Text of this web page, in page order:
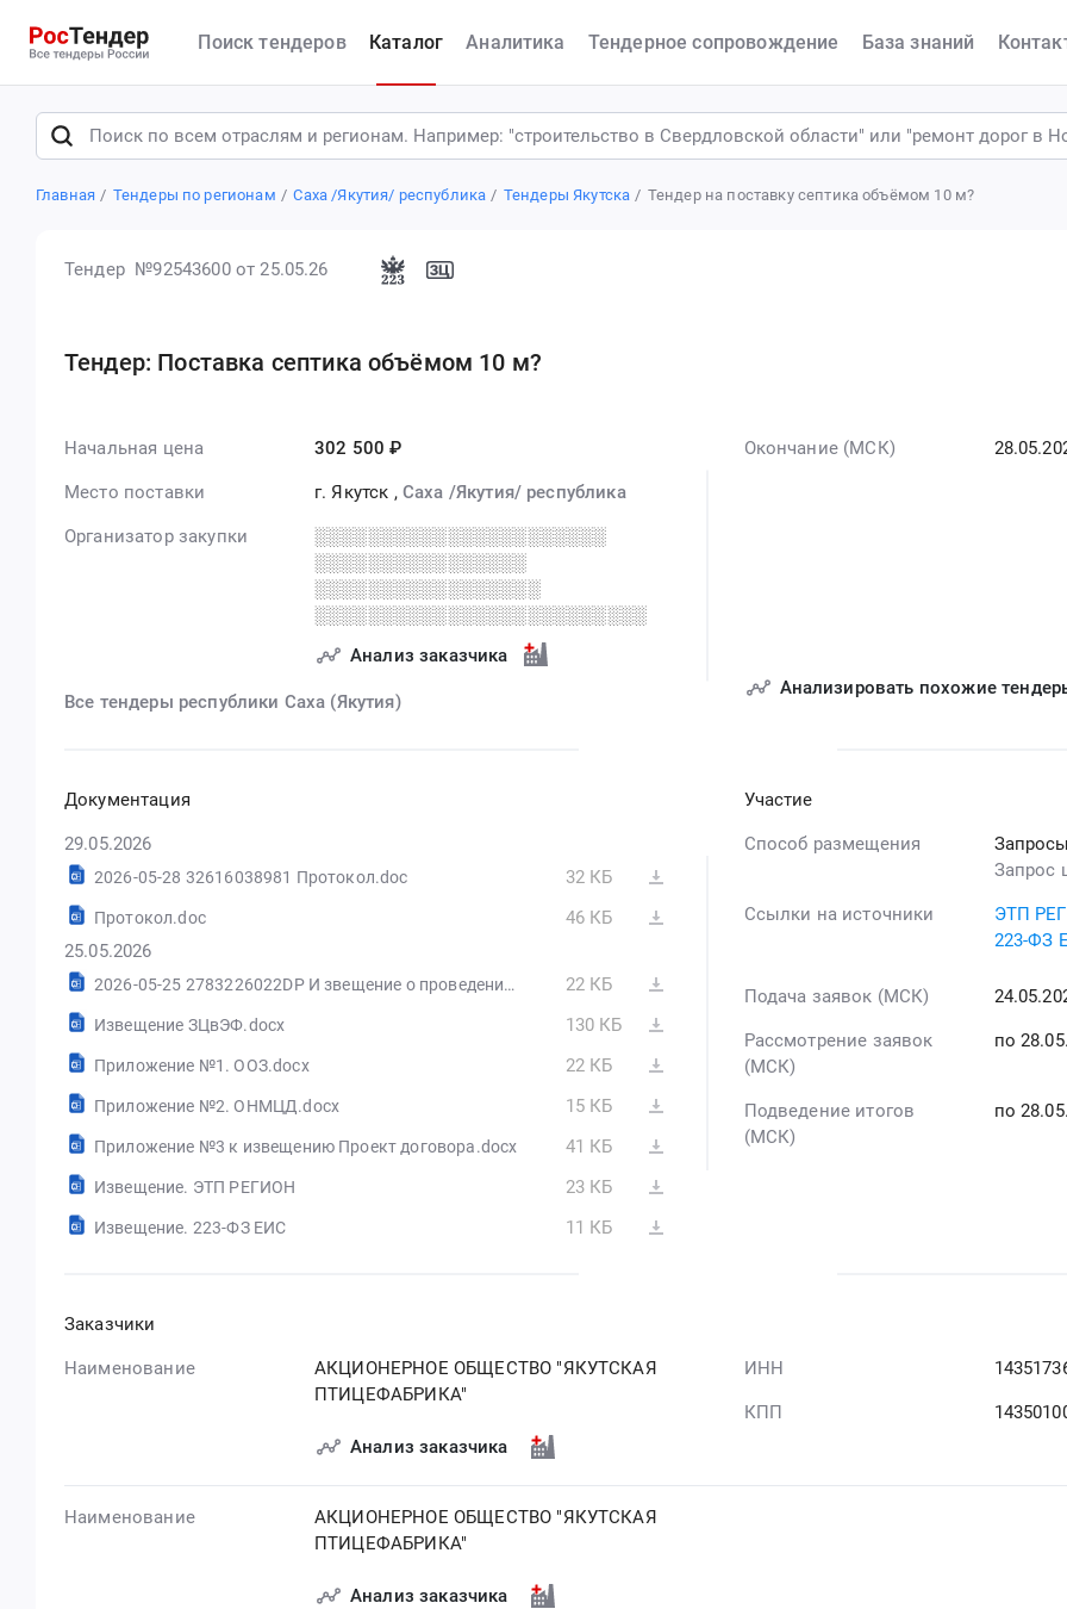
Поиск тендеров Каталог Аналитика Тендерное сопровождение База знаний
Главная Тендеры по регионам Саха /Якутия/ республика Тендеры Якутска Тендер на поставку септика объёмом 10 м?
Тендер №92543600от 25.05.26
Тендер: Поставка септика объёмом 10 м?
Начальная цена 302 500 ₽
Место поставки г. Якутск , Саха /Якутия/ республика
Организатор закупки
░░░░░░░░░░░░░░░░░░░░░░
░░░░░░░░░░░░░░░░
░░░░░░░░░░░░░░░░░
░░░░░░░░░░░░░░░░░░░░░░░░░
Анализ заказчика
Все тендеры республики Саха (Якутия)
Окончание (МСК)
Анализировать похожие
Документация
29.05.2026
2026-05-28 32616038981 Протокол.doc 32 КБ
Протокол.doc
46 КБ
25.05.2026
2026-05-25 2783226022DP И звещение о проведении.doc 22 КБ
Извещение ЗЦвЭФ.docx 130 КБ
Приложение №1. ООЗ.docx 22 КБ
Приложение №2. ОНМЦД.docx 15 КБ
Приложение №3 к извещению Проект договора.docx 41 КБ
Извещение. ЭТП РЕГИОН 23 КБ
Извещение. 223-ФЗ ЕИС 11 КБ
Участие
Способ размещения
Запрос
Ссылки на источники ЭТП
223-ФЗ
Подача заявок (МСК)
Рассмотрение заявок
(МСК)
по
Подведение итогов
(МСК)
по
Заказчики
Наименование
АКЦИОНЕРНОЕ ОБЩЕСТВО "ЯКУТСКАЯ
ПТИЦЕФАБРИКА"
Анализ заказчика
ИНН
КПП
Наименование
АКЦИОНЕРНОЕ ОБЩЕСТВО "ЯКУТСКАЯ
ПТИЦЕФАБРИКА"
Анализ заказчика